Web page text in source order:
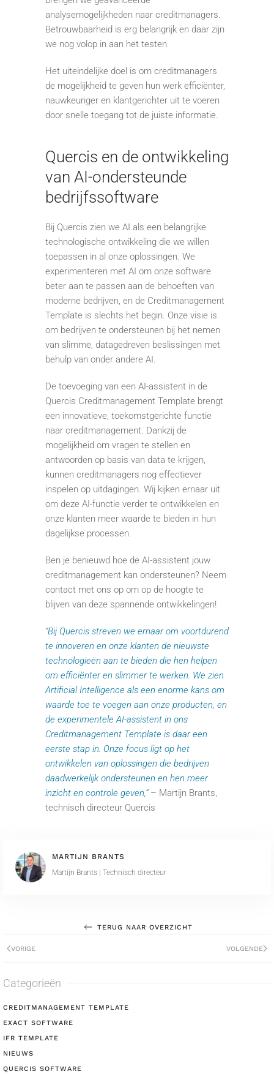
analysemogelijkheden naar creditmanagers.
Betrouwbaarheid is erg belangrijk en daar zijn
we nog volop in aan het testen.
Het uiteindelijke doel is om creditmanagers
de mogelijkheid te geven hun werk efficiënter,
nauwkeuriger en klantgerichter uit te voeren
door snelle toegang tot de juiste informatie.
Quercis en de ontwikkeling
van AI-ondersteunde
bedrijfssoftware
Bij Quercis zien we AI als een belangrijke
technologische ontwikkeling die we willen
toepassen in al onze oplossingen. We
experimenteren met AI om onze software
beter aan te passen aan de behoeften van
moderne bedrijven, en de Creditmanagement
Template is slechts het begin. Onze visie is
om bedrijven te ondersteunen bij het nemen
van slimme, datagedreven beslissingen met
behulp van onder andere AI.
De toevoeging van een AI-assistent in de
Quercis Creditmanagement Template brengt
een innovatieve, toekomstgerichte functie
naar creditmanagement. Dankzij de
mogelijkheid om vragen te stellen en
antwoorden op basis van data te krijgen,
kunnen creditmanagers nog effectiever
inspelen op uitdagingen. Wij kijken ernaar uit
om deze AI-functie verder te ontwikkelen en
onze klanten meer waarde te bieden in hun
dagelijkse processen.
Ben je benieuwd hoe de AI-assistent jouw
creditmanagement kan ondersteunen? Neem
contact met ons op om op de hoogte te
blijven van deze spannende ontwikkelingen!
“Bij Quercis streven we ernaar om voortdurend
te innoveren en onze klanten de nieuwste
technologieën aan te bieden die hen helpen
om efficiënter en slimmer te werken. We zien
Artificial Intelligence als een enorme kans om
waarde toe te voegen aan onze producten, en
de experimentele AI-assistent in ons
Creditmanagement Template is daar een
eerste stap in. Onze focus ligt op het
ontwikkelen van oplossingen die bedrijven
daadwerkelijk ondersteunen en hen meer
inzicht en controle geven,” – Martijn Brants,
technisch directeur Quercis
MARTIJN BRANTS
Martijn Brants | Technisch directeur
TERUG NAAR OVERZICHT
VORIGE VOLGENDE
Categorieën
CREDITMANAGEMENT TEMPLATE
EXACT SOFTWARE
IFR TEMPLATE
NIEUWS
QUERCIS SOFTWARE